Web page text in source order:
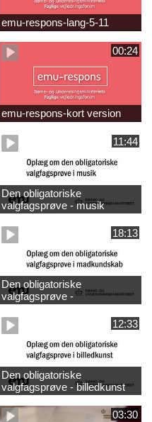
emu-respons-lang-5-11
00:24
emu-respons-kort version
11:44
Den obligatoriske
valgfagsprøve - musik
18:13
Den obligatoriske
valgfagsprøve -
madkundskab
12:33
Den obligatoriske
valgfagsprøve - billedkunst
03:30